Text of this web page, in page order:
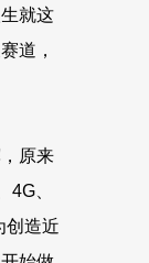
就这
道，
原来
4G、
创造近